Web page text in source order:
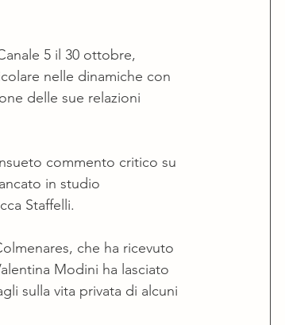
5 il 30 ottobre,
nelle dinamiche con
delle sue relazioni
commento critico su
in studio
Staffelli.
che ha ricevuto
Modini ha lasciato
sulla vita privata di alcuni